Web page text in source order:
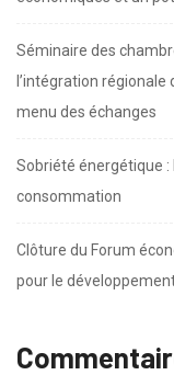
Séminaire des
l’intégration régionale
menu des échanges
Sobriété énergétique :
consommation
Clôture du Forum
pour le